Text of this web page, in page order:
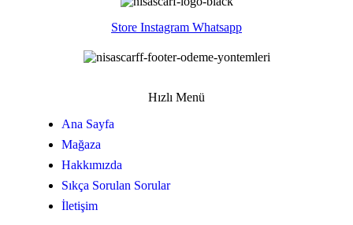
Store Instagram Whatsapp
Hızlı Menü
Ana Sayfa
Mağaza
Hakkımızda
Sıkça Sorulan Sorular
İletişim